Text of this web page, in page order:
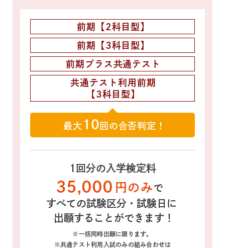
前期 【2科目型】
前期 【3科目型】
前期プラス 共通テスト
共通テスト利用前期
【3科目型】
最大 10 回の合否判定！
1回分の入学検定料
35,000 円のみで
すべての試験区分・試験日に
出願することができます！
※一括同時出願に限ります。
※共通テスト利用入試のみの組み合わせは